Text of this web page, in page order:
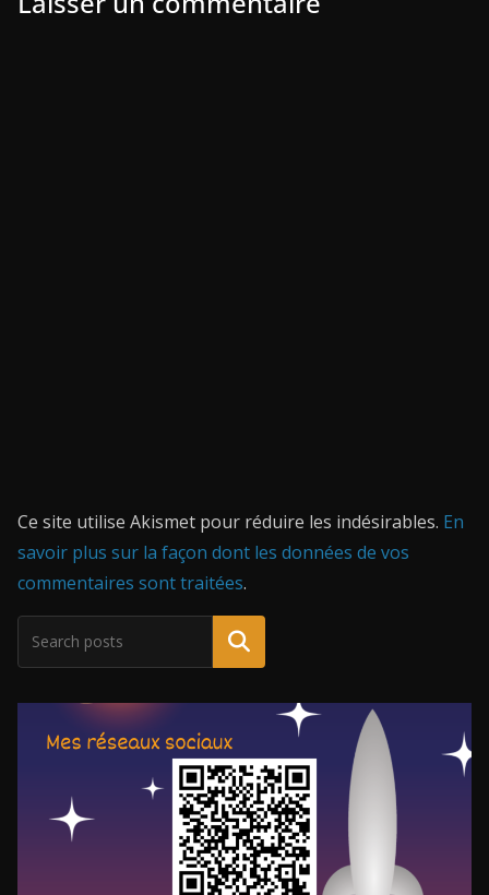
Ce site utilise Akismet pour réduire les indésirables. En
savoir plus sur la façon dont les données de vos
commentaires sont traitées.